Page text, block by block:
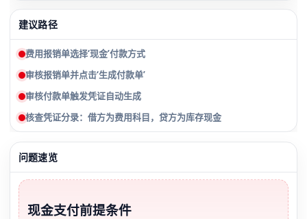
建议路径
费用报销单选择‘现金’付款方式
审核报销单并点击‘生成付款单’
审核付款单触发凭证自动生成
核查凭证分录：借方为费用科目，贷方为库存现金
问题速览
现金支付前提条件